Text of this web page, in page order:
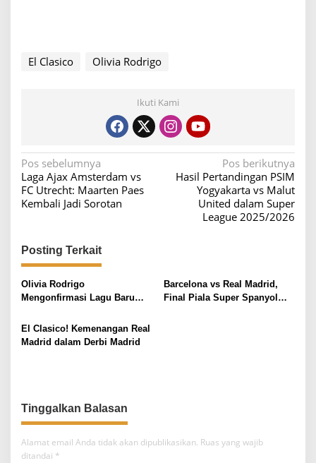
El Clasico Olivia Rodrigo
Ikuti Kami
N
a
v
g
a
s
i
o
Pos sebelumnya
Laga Ajax Amsterdam vs
FC Utrecht: Maarten Paes
Kembali Jadi Sorotan
Pos berikutnya
Hasil Pertandingan PSIM
Yogyakarta vs Malut
United dalam Super
League 2025/2026
Posting Terkait
Olivia Rodrigo
Mengonfirmasi Lagu Baru
dengan Band tersebut
Barcelona vs Real Madrid,
Final Piala Super Spanyol
El Clasico! Kemenangan Real
Madrid dalam Derbi Madrid
Tinggalkan Balasan
Alamat email Anda tidak akan dipublikasikan. Ruas yang wajib
ditandai *